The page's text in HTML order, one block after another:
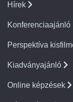
Hírek
Konferenciaajánló
Perspektíva
Kiadványajánló
Online képzések